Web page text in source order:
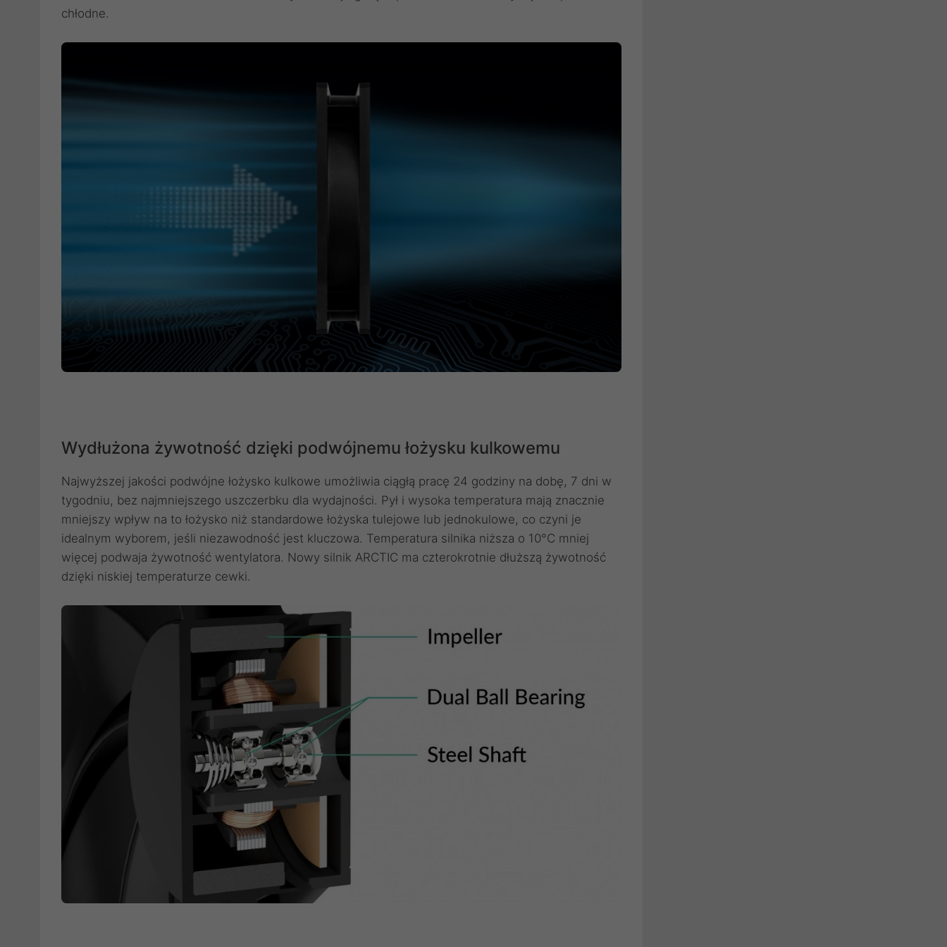
chłodne.
Wydłużona żywotność dzięki podwójnemu łożysku kulkowemu
Najwyższej jakości podwójne łożysko kulkowe umożliwia ciągłą pracę 24 godziny na dobę, 7 dni w
tygodniu, bez najmniejszego uszczerbku dla wydajności. Pył i wysoka temperatura mają znacznie
mniejszy wpływ na to łożysko niż standardowe łożyska tulejowe lub jednokulowe, co czyni je
idealnym wyborem, jeśli niezawodność jest kluczowa. Temperatura silnika niższa o 10°C mniej
więcej podwaja żywotność wentylatora. Nowy silnik ARCTIC ma czterokrotnie dłuższą żywotność
dzięki niskiej temperaturze cewki.